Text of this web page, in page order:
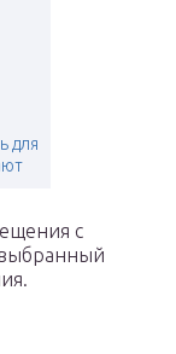
для
с
выбранный